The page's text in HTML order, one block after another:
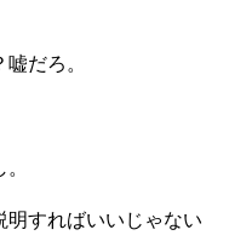
だろ。
明すればいいじゃない